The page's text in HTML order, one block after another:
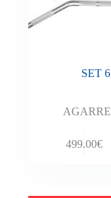
SET
499.00€